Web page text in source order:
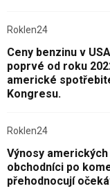
Roklen24
Ceny benzinu v
poprvé od roku
americké
Kongresu.
Roklen24
Výnosy
obchodníci po
přehodnocují